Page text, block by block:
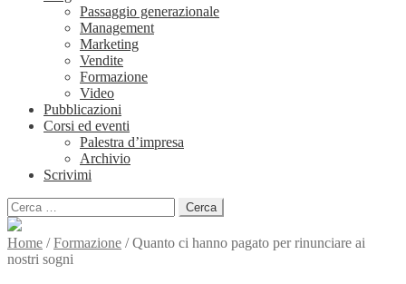
Passaggio generazionale
Management
Marketing
Vendite
Formazione
Video
Pubblicazioni
Corsi ed eventi
Palestra d’impresa
Archivio
Scrivimi
Ricerca
per:
Home /Formazione /Quanto ci hanno pagato per rinunciare ai
nostri sogni